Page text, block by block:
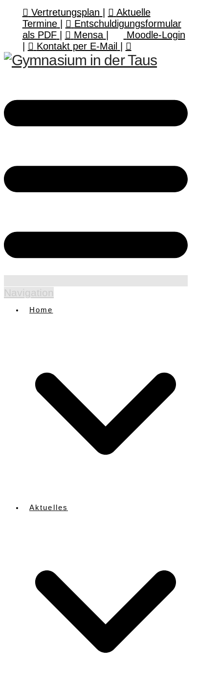
Vertretungsplan
Aktuelle
Termine
Entschuldigungsformular
als PDF
Mensa
Moodle-Login
Kontakt per E-Mail
Navigation
Home
Aktuelles